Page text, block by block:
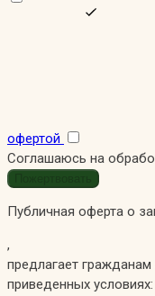
офертой
Соглашаюсь на
Публичная оферта о
,
предлагает
приведенных условиях: